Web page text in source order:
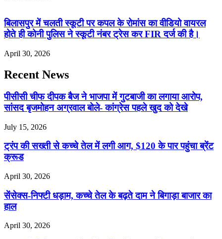
बिलासपुर में चलती स्कूटी पर कपल के रोमांस का वीडियो वायरल
होते ही कोनी पुलिस ने स्कूटी नंबर ट्रेस कर FIR दर्ज की है।
April 30, 2026
Recent News
पीसीसी चीफ दीपक बैज ने भाजपा में गुटबाजी का लगाया आरोप,
सांसद बृजमोहन अग्रवाल बोले- कांग्रेस पहले खुद को देखे
July 15, 2026
ट्रंप की सख्ती से कच्चे तेल में लगी आग, $120 के पार पहुंचा ब्रेंट
क्रूड
April 30, 2026
सेंसेक्स-निफ्टी धड़ाम, कच्चे तेल के बढ़ते दाम ने बिगाड़ा बाजार का
हाल
April 30, 2026